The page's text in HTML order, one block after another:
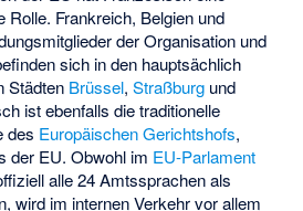
Rolle. Frankreich, Belgien und
der Organisation und
sich in den hauptsächlich
Städten Brüssel,Straßburg und
ist ebenfalls die traditionelle
des Europäischen Gerichtshofs,
der EU. Obwohl im EU-Parlament
alle 24 Amtssprachen als
wird im internen Verkehr vor allem